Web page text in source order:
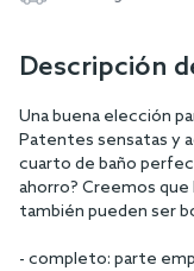
Descripción
Una buena elección
Patentes sensatas y
cuarto de baño
ahorro? Creemos
también pueden ser
- completo: parte